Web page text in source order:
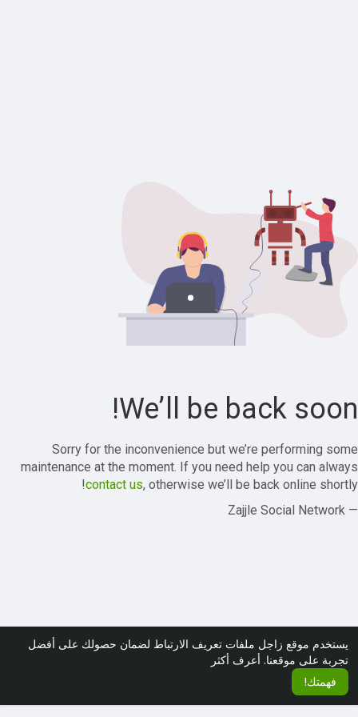
يستخدم موقع زاجل ملفات تعريف الارتباط لضمان حصولك على أفضل
تجربة على موقعنا. أعرف أكثر
فهمتك!
We’ll be back soon!
Sorry for the inconvenience but we’re performing some
maintenance at the moment. If you need help you can always
contact us, otherwise we’ll be back online shortly!
— Zajjle Social Network